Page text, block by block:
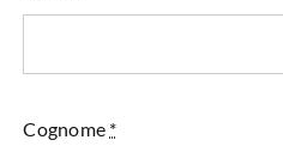
Cognome *